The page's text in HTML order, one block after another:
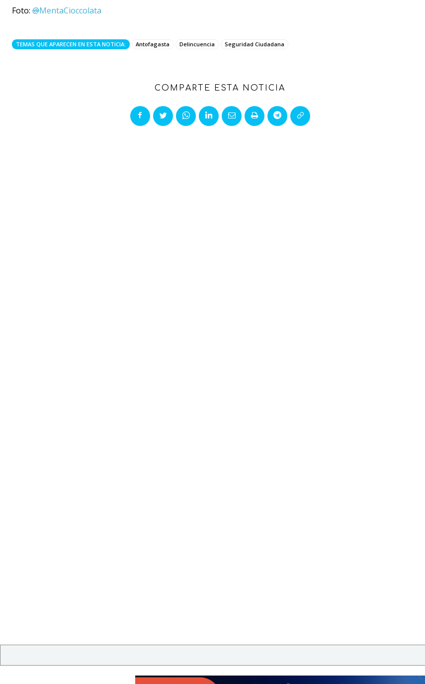
Foto: @MentaCioccolata
TEMAS QUE APARECEN EN ESTA NOTICIA: Antofagasta Delincuencia Seguridad Ciudadana
COMPARTE ESTA NOTICIA